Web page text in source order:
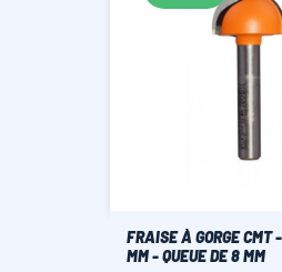
FRAISE À GORGE CMT
MM - QUEUE DE 8 MM